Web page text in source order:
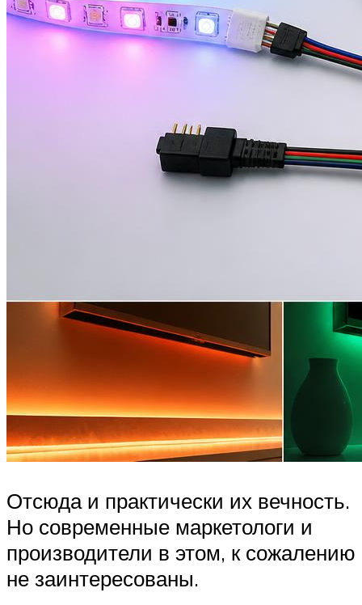
Отсюда и практически их вечность.
Но современные маркетологи и
производители в этом, к сожалению
не заинтересованы.